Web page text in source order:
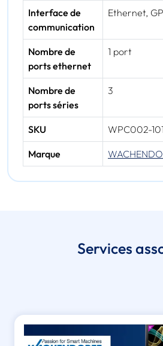
Interface de
communication
Ethernet,
Nombre de
ports ethernet
1 port
Nombre de
ports séries
3
SKU WPC002-
Marque
Services